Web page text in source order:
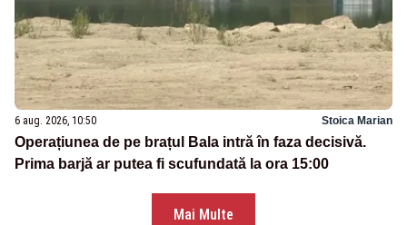
6 aug. 2026, 10:50 Stoica Marian
Operațiunea de pe brațul Bala intră în faza decisivă.
Prima barjă ar putea fi scufundată la ora 15:00
Mai Multe